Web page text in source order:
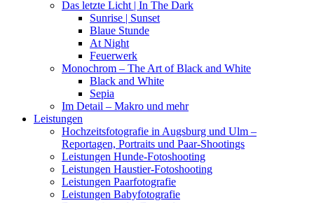
Das letzte Licht | In The Dark
Sunrise | Sunset
Blaue Stunde
At Night
Feuerwerk
Monochrom – The Art of Black and White
Black and White
Sepia
Im Detail – Makro und mehr
Leistungen
Hochzeitsfotografie in Augsburg und Ulm –
Reportagen, Portraits und Paar-Shootings
Leistungen Hunde-Fotoshooting
Leistungen Haustier-Fotoshooting
Leistungen Paarfotografie
Leistungen Babyfotografie